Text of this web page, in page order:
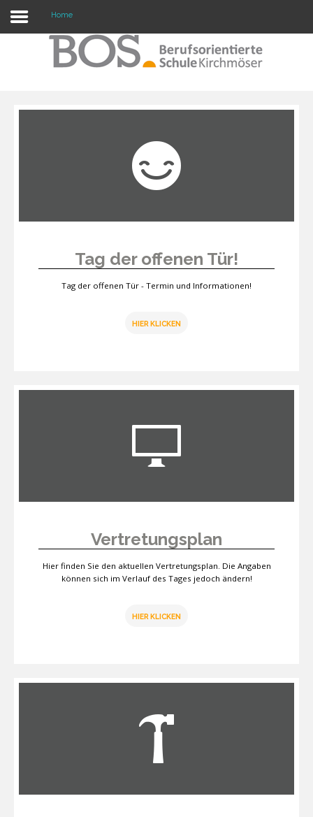
Warning: "continue" targeting switch is equivalent
Home
Tag der offenen Tür!
Tag der offenen Tür - Termin und Informationen!
HIER KLICKEN
Vertretungsplan
Hier finden Sie den aktuellen Vertretungsplan. Die Angaben
können sich im Verlauf des Tages jedoch ändern!
HIER KLICKEN